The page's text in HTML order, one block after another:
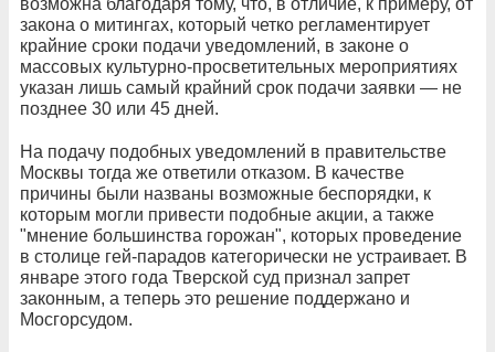
возможна благодаря тому, что, в отличие, к примеру, от
закона о митингах, который четко регламентирует
крайние сроки подачи уведомлений, в законе о
массовых культурно-просветительных мероприятиях
указан лишь самый крайний срок подачи заявки — не
позднее 30 или 45 дней.
На подачу подобных уведомлений в правительстве
Москвы тогда же ответили отказом. В качестве
причины были названы возможные беспорядки, к
которым могли привести подобные акции, а также
"мнение большинства горожан", которых проведение
в столице гей-парадов категорически не устраивает. В
январе этого года Тверской суд признал запрет
законным, а теперь это решение поддержано и
Мосгорсудом.